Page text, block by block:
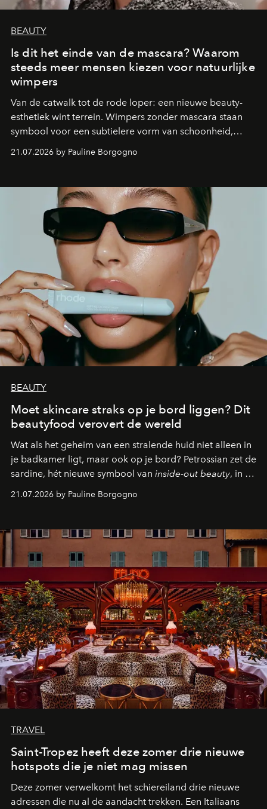
BEAUTY
Is dit het einde van de mascara? Waarom
steeds meer mensen kiezen voor natuurlijke
wimpers
Van de catwalk tot de rode loper: een nieuwe beauty-
esthetiek wint terrein. Wimpers zonder mascara staan
symbool voor een subtielere vorm van schoonheid,
aan make-up.
21.07.2026 by Pauline Borgogno
BEAUTY
Moet skincare straks op je bord liggen? Dit
beautyfood verovert de wereld
Wat als het geheim van een stralende huid niet alleen in
je badkamer ligt, maar ook op je bord? Petrossian zet de
sardine, hét nieuwe symbool van inside-out beauty, in de
21.07.2026 by Pauline Borgogno
TRAVEL
Saint-Tropez heeft deze zomer drie nieuwe
hotspots die je niet mag missen
Deze zomer verwelkomt het schiereiland drie nieuwe
adressen die nu al de aandacht trekken. Een Italiaans